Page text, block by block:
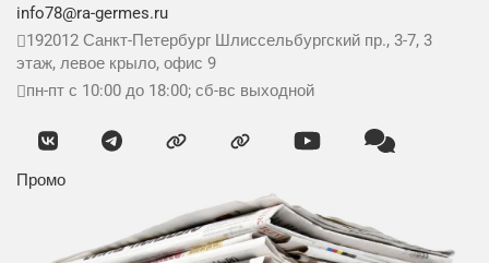
info78@ra-germes.ru
192012 Санкт-Петербург Шлиссельбургский пр., 3-7, 3
этаж, левое крыло, офис 9
пн-пт с 10:00 до 18:00; сб-вс выходной
Промо